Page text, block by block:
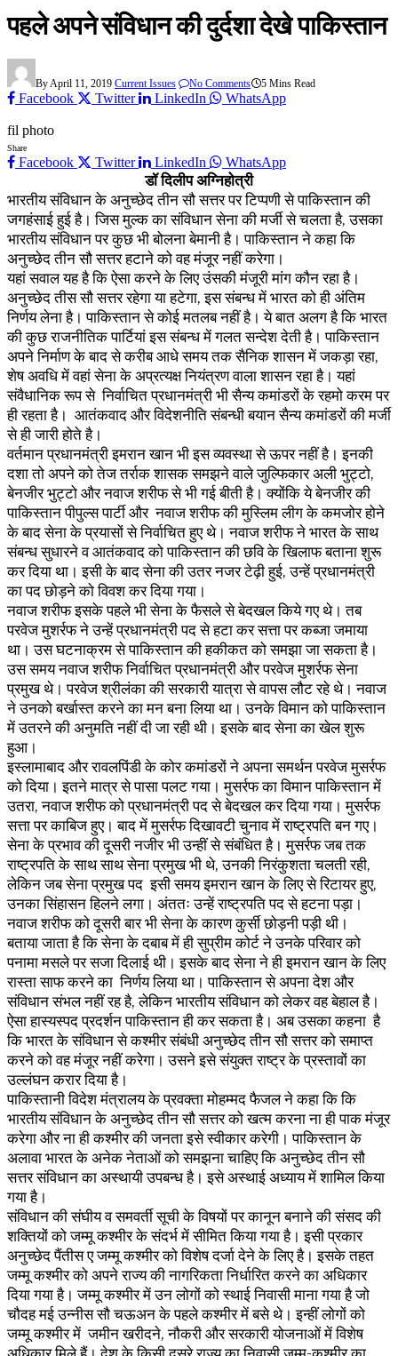
पहले अपने संविधान की दुर्दशा देखे पाकिस्तान
ByApril 11, 2019 Current Issues No Comments 5 Mins Read
Facebook Twitter LinkedIn WhatsApp
fil photo
Share
Facebook Twitter LinkedIn WhatsApp
डॉ दिलीप अग्निहोत्री
भारतीय संविधान के अनुच्छेद तीन सौ सत्तर पर टिप्पणी से पाकिस्तान की
जगहंसाई हुई है। जिस मुल्क का संविधान सेना की मर्जी से चलता है, उसका
भारतीय संविधान पर कुछ भी बोलना बेमानी है। पाकिस्तान ने कहा कि
अनुच्छेद तीन सौ सत्तर हटाने को वह मंजूर नहीं करेगा।
यहां सवाल यह है कि ऐसा करने के लिए उंसकी मंजूरी मांग कौन रहा है।
अनुच्छेद तीस सौ सत्तर रहेगा या हटेगा, इस संबन्ध में भारत को ही अंतिम
निर्णय लेना है। पाकिस्तान से कोई मतलब नहीं है। ये बात अलग है कि भारत
की कुछ राजनीतिक पार्टियां इस संबन्ध में गलत सन्देश देती है। पाकिस्तान
अपने निर्माण के बाद से करीब आधे समय तक सैनिक शासन में जकड़ा रहा,
शेष अवधि में वहां सेना के अप्रत्यक्ष नियंत्रण वाला शासन रहा है। यहां
संवैधानिक रूप से निर्वाचित प्रधानमंत्री भी सैन्य कमांडरों के रहमो करम पर
ही रहता है। आतंकवाद और विदेशनीति संबन्धी बयान सैन्य कमांडरों की मर्जी
से ही जारी होते है।
वर्तमान प्रधानमंत्री इमरान खान भी इस व्यवस्था से ऊपर नहीं है। इनकी
दशा तो अपने को तेज तर्राक शासक समझने वाले जुल्फिकार अली भुट्टो,
बेनजीर भुट्टो और नवाज शरीफ से भी गई बीती है। क्योंकि ये बेनजीर की
पाकिस्तान पीपुल्स पार्टी और नवाज शरीफ की मुस्लिम लीग के कमजोर होने
के बाद सेना के प्रयासों से निर्वाचित हुए थे। नवाज शरीफ ने भारत के साथ
संबन्ध सुधारने व आतंकवाद को पाकिस्तान की छवि के खिलाफ बताना शुरू
कर दिया था। इसी के बाद सेना की उतर नजर टेढ़ी हुई, उन्हें प्रधानमंत्री
का पद छोड़ने को विवश कर दिया गया।
नवाज शरीफ इसके पहले भी सेना के फैसले से बेदखल किये गए थे। तब
परवेज मुशर्रफ ने उन्हें प्रधानमंत्री पद से हटा कर सत्ता पर कब्जा जमाया
था। उस घटनाक्रम से पाकिस्तान की हकीकत को समझा जा सकता है।
उस समय नवाज शरीफ निर्वाचित प्रधानमंत्री और परवेज मुशर्रफ सेना
प्रमुख थे। परवेज श्रीलंका की सरकारी यात्रा से वापस लौट रहे थे। नवाज
ने उनको बर्खास्त करने का मन बना लिया था। उनके विमान को पाकिस्तान
में उतरने की अनुमति नहीं दी जा रही थी। इसके बाद सेना का खेल शुरू
हुआ।
इस्लामाबाद और रावलपिंडी के कोर कमांडरों ने अपना समर्थन परवेज मुसर्रफ
को दिया। इतने मात्र से पासा पलट गया। मुसर्रफ का विमान पाकिस्तान में
उतरा, नवाज शरीफ को प्रधानमंत्री पद से बेदखल कर दिया गया। मुसर्रफ
सत्ता पर काबिज हुए। बाद में मुसर्रफ दिखावटी चुनाव में राष्ट्रपति बन गए।
सेना के प्रभाव की दूसरी नजीर भी उन्हीं से संबंधित है। मुसर्रफ जब तक
राष्ट्रपति के साथ साथ सेना प्रमुख भी थे, उनकी निरंकुशता चलती रही,
लेकिन जब सेना प्रमुख पद इसी समय इमरान खान के लिए से रिटायर हुए,
उनका सिंहासन हिलने लगा। अंततः उन्हें राष्ट्रपति पद से हटना पड़ा।
नवाज शरीफ को दूसरी बार भी सेना के कारण कुर्सी छोड़नी पड़ी थी।
बताया जाता है कि सेना के दबाब में ही सुप्रीम कोर्ट ने उनके परिवार को
पनामा मसले पर सजा दिलाई थी। इसके बाद सेना ने ही इमरान खान के लिए
रास्ता साफ करने का निर्णय लिया था। पाकिस्तान से अपना देश और
संविधान संभल नहीं रह है, लेकिन भारतीय संविधान को लेकर वह बेहाल है।
ऐसा हास्यस्पद प्रदर्शन पाकिस्तान ही कर सकता है। अब उसका कहना है
कि भारत के संविधान से कश्मीर संबंधी अनुच्छेद तीन सौ सत्तर को समाप्त
करने को वह मंजूर नहीं करेगा। उसने इसे संयुक्त राष्ट्र के प्रस्तावों का
उल्लंघन करार दिया है।
पाकिस्तानी विदेश मंत्रालय के प्रवक्ता मोहम्मद फैजल ने कहा कि कि
भारतीय संविधान के अनुच्छेद तीन सौ सत्तर को खत्म करना ना ही पाक मंजूर
करेगा और ना ही कश्मीर की जनता इसे स्वीकार करेगी। पाकिस्तान के
अलावा भारत के अनेक नेताओं को समझना चाहिए कि अनुच्छेद तीन सौ
सत्तर संविधान का अस्थायी उपबन्ध है। इसे अस्थाई अध्याय में शामिल किया
गया है।
संविधान की संघीय व समवर्ती सूची के विषयों पर कानून बनाने की संसद की
शक्तियों को जम्मू कश्मीर के संदर्भ में सीमित किया गया है। इसी प्रकार
अनुच्छेद पैंतीस ए जम्मू कश्मीर को विशेष दर्जा देने के लिए है। इसके तहत
जम्मू कश्मीर को अपने राज्य की नागरिकता निर्धारित करने का अधिकार
दिया गया है। जम्मू कश्मीर में उन लोगों को स्थाई निवासी माना गया है जो
चौदह मई उन्नीस सौ चऊअन के पहले कश्मीर में बसे थे। इन्हीं लोगों को
जम्मू कश्मीर में जमीन खरीदने, नौकरी और सरकारी योजनाओं में विशेष